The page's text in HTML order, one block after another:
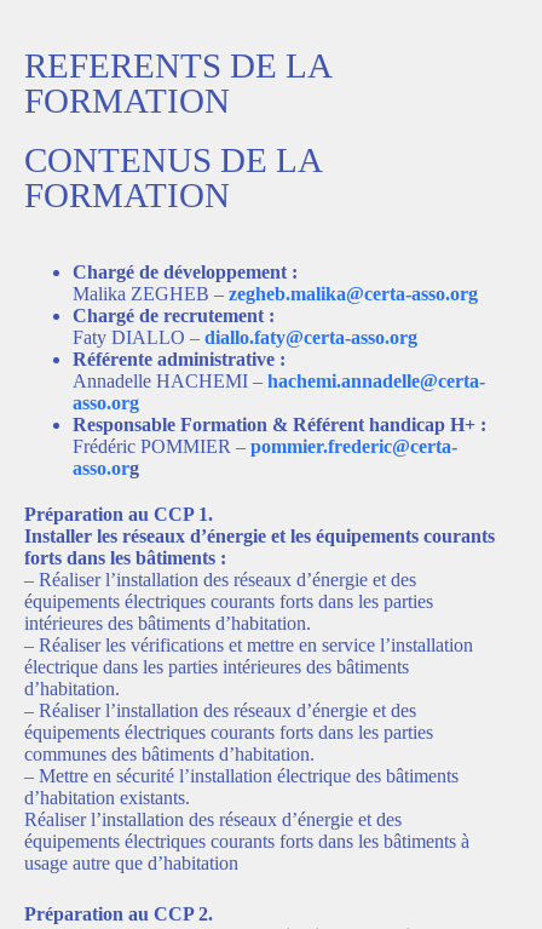
REFERENTS DE LA
FORMATION
CONTENUS DE LA
FORMATION
Chargé de développement :
Malika ZEGHEB – zegheb.malika@certa-asso.org
Chargé de recrutement :
Faty DIALLO – diallo.faty@certa-asso.org
Référente administrative :
Annadelle HACHEMI – hachemi.annadelle@certa-
asso.org
Responsable Formation & Référent handicap H+ :
Frédéric POMMIER – pommier.frederic@certa-
asso.org
Préparation au CCP 1.
Installer les réseaux d’énergie et les équipements courants
forts dans les bâtiments :
– Réaliser l’installation des réseaux d’énergie et des
équipements électriques courants forts dans les parties
intérieures des bâtiments d’habitation.
– Réaliser les vérifications et mettre en service l’installation
électrique dans les parties intérieures des bâtiments
d’habitation.
– Réaliser l’installation des réseaux d’énergie et des
équipements électriques courants forts dans les parties
communes des bâtiments d’habitation.
– Mettre en sécurité l’installation électrique des bâtiments
d’habitation existants.
Réaliser l’installation des réseaux d’énergie et des
équipements électriques courants forts dans les bâtiments à
usage autre que d’habitation
Préparation au CCP 2.